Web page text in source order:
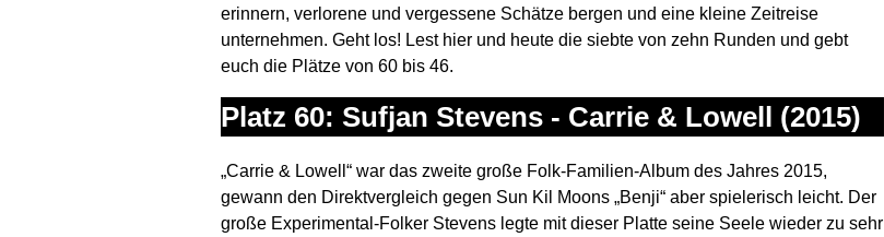
erinnern, verlorene und vergessene Schätze bergen und eine kleine Zeitreise
unternehmen. Geht los! Lest hier und heute die siebte von zehn Runden und gebt
euch die Plätze von 60 bis 46.
Platz 60: Sufjan Stevens - Carrie & Lowell (2015)
„Carrie & Lowell“ war das zweite große Folk-Familien-Album des Jahres 2015,
gewann den Direktvergleich gegen Sun Kil Moons „Benji“ aber spielerisch leicht. Der
große Experimental-Folker Stevens legte mit dieser Platte seine Seele wieder zu sehr